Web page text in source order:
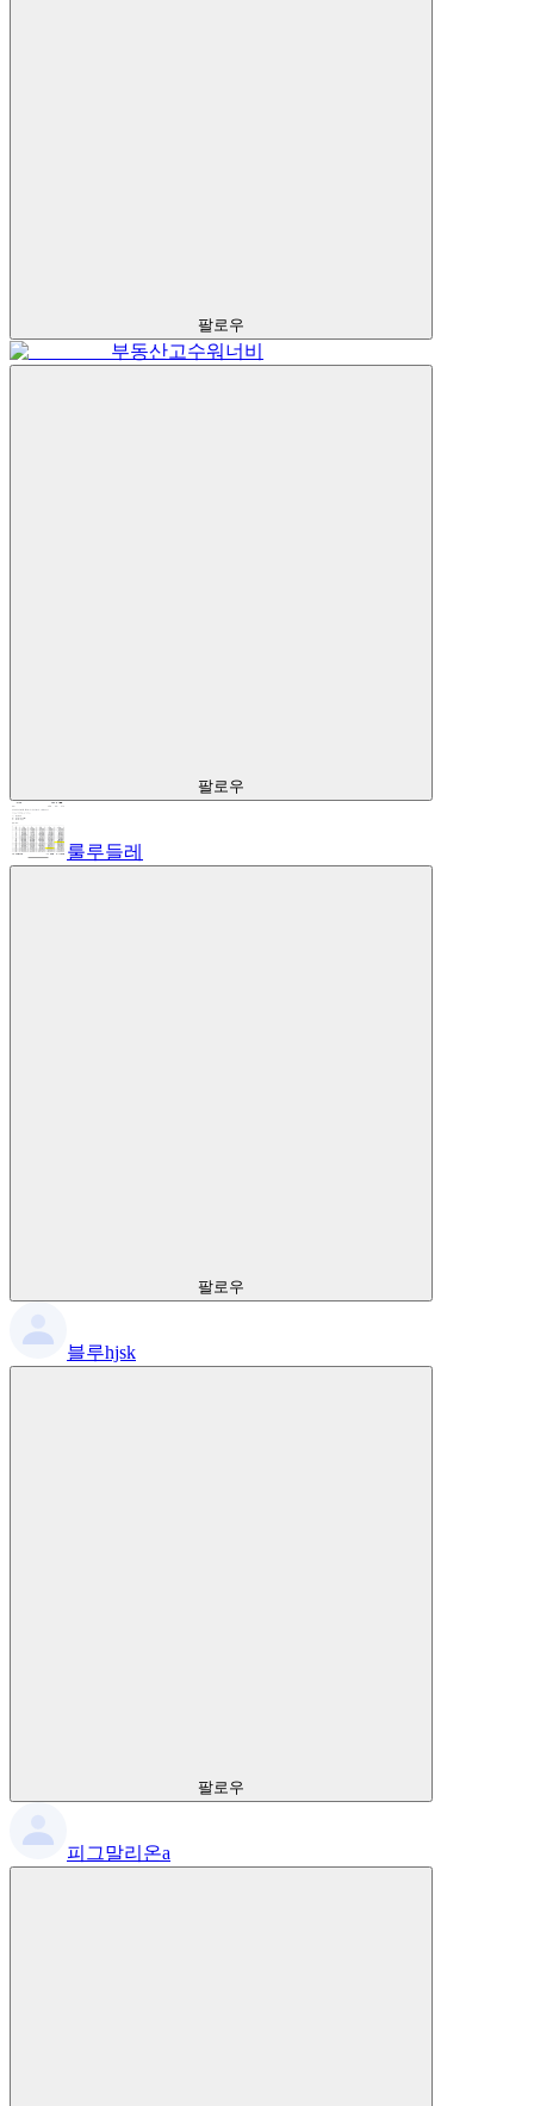
팔로우
부동산고수워너비
팔로우
룰루들레
팔로우
블루hjsk
팔로우
피그말리온a